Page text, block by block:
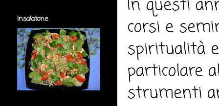
In questi
corsi e
spiritualità
particolare
strumenti
Insalatone